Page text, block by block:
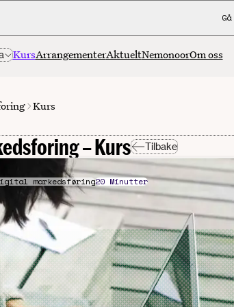
KursArrangementerAktueltNemonoorOm oss
Kurs
– Kurs Tilbake
markedsføring20 Minutter